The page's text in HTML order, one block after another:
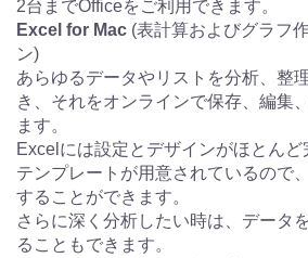
2台までOfficeをご利用できます。
Excel for Mac (表計算およびグラフ
ン)
あらゆるデータやリストを分析、整
き、それをオンラインで保存、編集
ます。
Excelには設定とデザインがほとん
テンプレートが用意されているので
することができます。
さらに深く分析したい時は、データ
ることもできます。